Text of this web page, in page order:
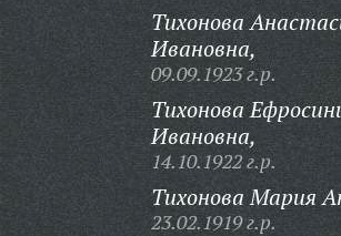
Тихонова
Ивановна,
09.09.1923 г.р.
Тихонова
Ивановна,
14.10.1922 г.р.
Тихонова Мария
23.02.1919 г.р.